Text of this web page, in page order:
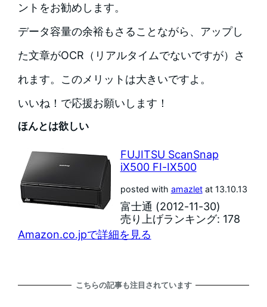
ントをお勧めします。
データ容量の余裕もさることながら、アップし
た文章がOCR（リアルタイムでないですが）さ
れます。このメリットは大きいですよ。
いいね！ で応援お願いします！
ほんとは欲しい
FUJITSU ScanSnap
iX500 FI-IX500
posted with amazletat 13.10.13
富士通 (2012-11-30)
売り上げランキング: 178
Amazon.co.jpで詳細を見る
こちらの記事も注目されています